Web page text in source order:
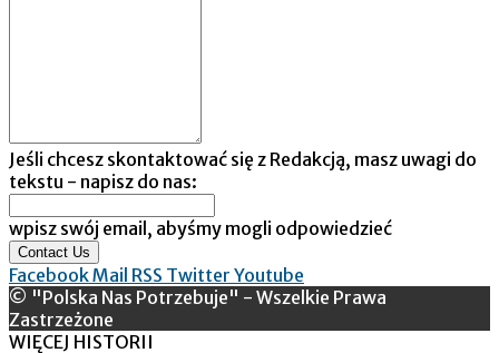
Jeśli chcesz skontaktować się z Redakcją, masz uwagi do
tekstu - napisz do nas:
wpisz swój email, abyśmy mogli odpowiedzieć
Contact Us
FacebookMail RSS Twitter Youtube
© "Polska Nas Potrzebuje" - Wszelkie Prawa
Zastrzeżone
WIĘCEJ HISTORII